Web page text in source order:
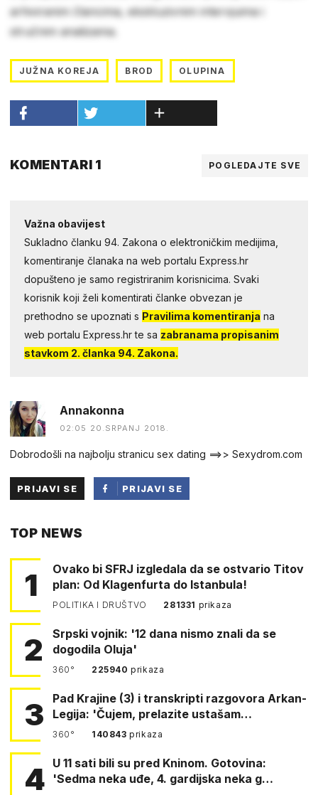
arhiviranim člancima, ekskluzivnim intervjuima i
stručnim analizama.
JUŽNA KOREJA BROD OLUPINA
KOMENTARI 1 POGLEDAJTE SVE
Važna obavijest
Sukladno članku 94. Zakona o elektroničkim medijima,
komentiranje članaka na web portalu Express.hr
dopušteno je samo registriranim korisnicima. Svaki
korisnik koji želi komentirati članke obvezan je
prethodno se upoznati s Pravilima komentiranja na
web portalu Express.hr te sa zabranama propisanim
stavkom 2. članka 94. Zakona.
Annakonna
02:05 20.SRPANJ 2018.
Dobrodošli na najbolju stranicu sex dating ==>> Sexydrom.com
PRIJAVI SE
PRIJAVI SE
TOP NEWS
1
Ovako bi SFRJ izgledala da se ostvario Titov
plan: Od Klagenfurta do Istanbula!
POLITIKA I DRUŠTVO 281331 prikaza
2
Srpski vojnik: '12 dana nismo znali da se
dogodila Oluja'
360° 225940prikaza
3
Pad Krajine (3) i transkripti razgovora Arkan-
Legija: 'Čujem, prelazite ustašam…
360° 140843prikaza
4 U 11 sati bili su pred Kninom. Gotovina:
'Sedma neka uđe, 4. gardijska neka g…